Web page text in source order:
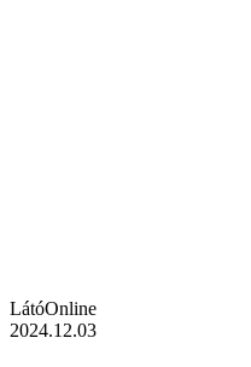
LátóOnline
2024.12.03